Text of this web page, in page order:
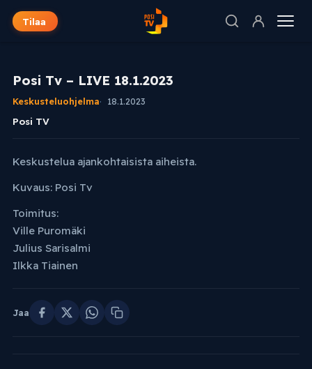
Tilaa
Posi Tv – LIVE 18.1.2023
Keskusteluohjelma 18.1.2023
Posi TV
Keskustelua ajankohtaisista aiheista.
Kuvaus: Posi Tv
Toimitus:
Ville Puromäki
Julius Sarisalmi
Ilkka Tiainen
Jaa